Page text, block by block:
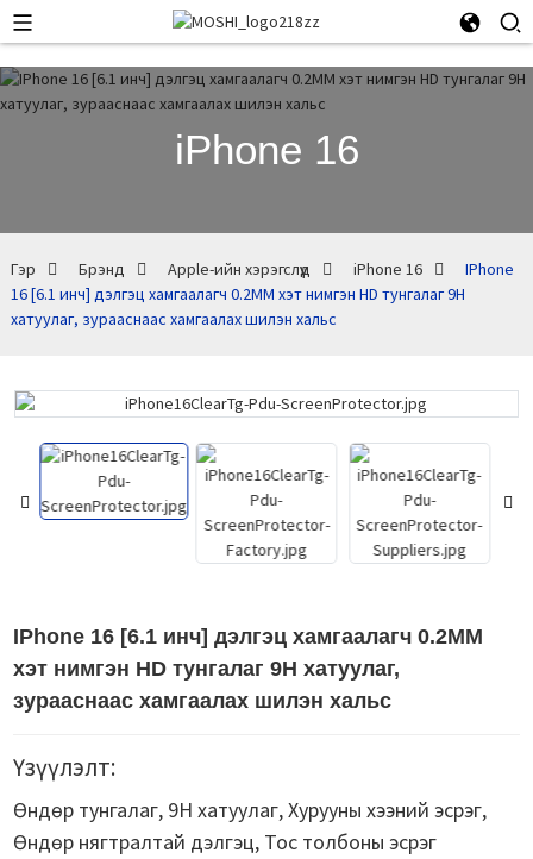
iPhone 16
Гэр Брэнд Apple-ийн хэрэгслүүд iPhone 16
IPhone
16 [6.1 инч] дэлгэц хамгаалагч 0.2MM хэт нимгэн HD тунгалаг 9H
хатуулаг, зурааснаас хамгаалах шилэн хальс
IPhone 16 [6.1 инч] дэлгэц хамгаалагч 0.2MM
хэт нимгэн HD тунгалаг 9H хатуулаг,
зурааснаас хамгаалах шилэн хальс
Үзүүлэлт:
Өндөр тунгалаг, 9H хатуулаг, Хурууны хээний эсрэг,
Өндөр нягтралтай дэлгэц, Тос толбоны эсрэг